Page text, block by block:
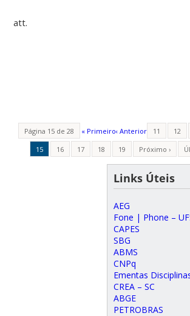
att.
Página 15 de 28 « Primeiro‹ Anterior 11 12
15
16 17 18 19 Próximo ›
Links Úteis
AEG
Fone | Phone –
CAPES
SBG
ABMS
CNPq
Ementas
CREA – SC
ABGE
PETROBRAS